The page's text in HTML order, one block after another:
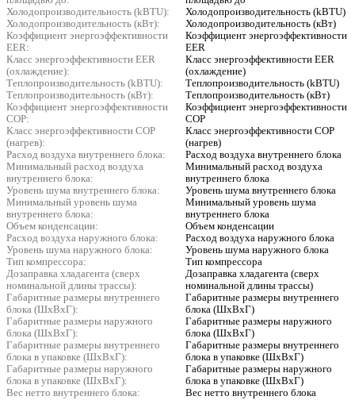
Холодопроизводительность (kBTU):
Холодопроизводительность (kBTU)
Холодопроизводительность (кВт):
Холодопроизводительность (кВт)
Коэффициент энергоэффективности
EER:
Коэффициент энергоэффективности
EER
Класс энергоэффективности EER
(охлаждение):
Класс энергоэффективности EER
(охлаждение)
Теплопроизводительность (kBTU):
Теплопроизводительность (kBTU)
Теплопроизводительность (кВт):
Теплопроизводительность (кВт)
Коэффициент энергоэффективности
COP:
Коэффициент энергоэффективности
COP
Класс энергоэффективности COP
(нагрев):
Класс энергоэффективности COP
(нагрев)
Расход воздуха внутреннего блока:
Расход воздуха внутреннего блока
Минимальный расход воздуха
внутреннего блока:
Минимальный расход воздуха
внутреннего блока
Уровень шума внутреннего блока:
Уровень шума внутреннего блока
Минимальный уровень шума
внутреннего блока:
Минимальный уровень шума
внутреннего блока
Объем конденсации:
Объем конденсации
Расход воздуха наружного блока:
Расход воздуха наружного блока
Уровень шума наружного блока:
Уровень шума наружного блока
Тип компрессора:
Тип компрессора
Дозаправка хладагента (сверх
номинальной длины трассы):
Дозаправка хладагента (сверх
номинальной длины трассы)
Габаритные размеры внутреннего
блока (ШxВxГ):
Габаритные размеры внутреннего
блока (ШxВxГ)
Габаритные размеры наружного
блока (ШxВxГ):
Габаритные размеры наружного
блока (ШxВxГ)
Габаритные размеры внутреннего
блока в упаковке (ШxВxГ):
Габаритные размеры внутреннего
блока в упаковке (ШxВxГ)
Габаритные размеры наружного
блока в упаковке (ШxВxГ):
Габаритные размеры наружного
блока в упаковке (ШxВxГ)
Вес нетто внутреннего блока:
Вес нетто внутреннего блока